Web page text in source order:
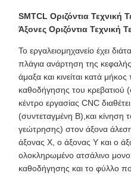
SMTCL Οριζόντια Τεχνική
Άξονες Οριζόντια Τεχνική
Το εργαλειομηχανείο έχει
πλάγια ανάρτηση της
άμαξα και κινείται κατά
καθοδήγησης του κρεβατιού
κέντρο εργασίας CNC
(συντεταγμένη Β),και κίνηση
γεώτρησης) στον άξονα
άξονας X, ο άξονας Y και ο
ολοκληρωμένο ατσάλινο
καθοδήγησης και το φύλλο